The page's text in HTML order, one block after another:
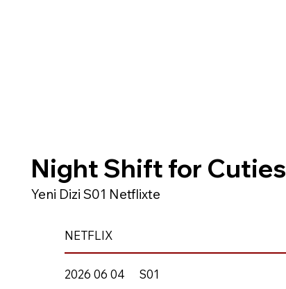
Night Shift for Cuties
Yeni Dizi S01 Netflixte
NETFLIX
2026 06 04
S01